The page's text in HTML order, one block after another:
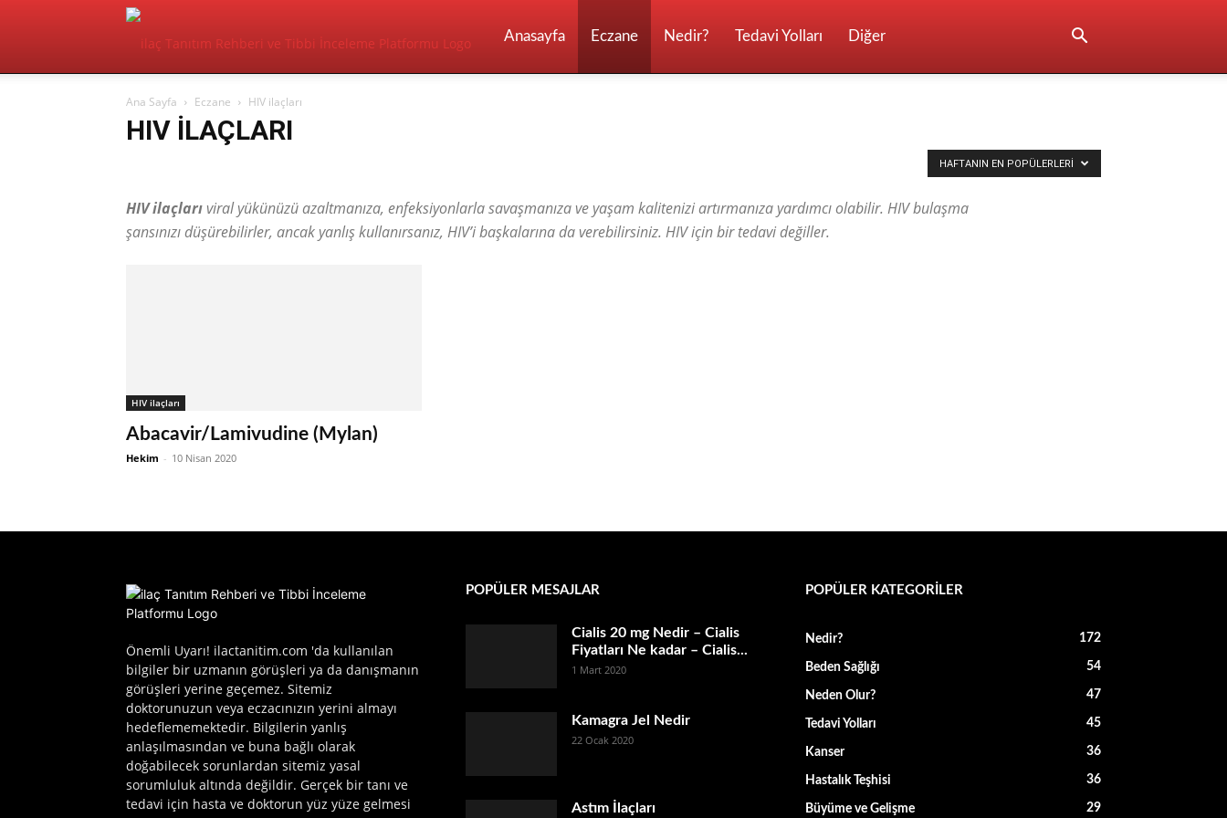
ilaçAnasayfa Eczane Nedir? Tedavi Yolları Diğer
Ana Sayfa Eczane HIV ilaçları
HIV ILAÇLARI
HIV ilaçlarıviral yükünüzü azaltmanıza, enfeksiyonlarla savaşmanıza ve yaşam kalitenizi artırmanıza yardımcı olabilir. HIV bulaşma
şansınızı düşürebilirler, ancak yanlış kullanırsanız, HIV’i başkalarına da verebilirsiniz. HIV için bir tedavi değiller.
HAFTANIN EN POPÜLERLERI
HIV ilaçları
Abacavir/Lamivudine (Mylan)
Hekim - 10 Nisan 2020
Önemli Uyarı! ilactanitim.com 'da kullanılan
bilgiler bir uzmanın görüşleri ya da danışmanın
görüşleri yerine geçemez. Sitemiz
doktorunuzun veya eczacınızın yerini almayı
hedeflememektedir. Bilgilerin yanlış
anlaşılmasından ve buna bağlı olarak
doğabilecek sorunlardan sitemiz yasal
sorumluluk altında değildir. Gerçek bir tanı ve
tedavi için hasta ve doktorun yüz yüze gelmesi
POPÜLER MESAJLAR
Cialis 20 mg Nedir – Cialis
Fiyatları Ne kadar – Cialis...
1 Mart 2020
Kamagra Jel Nedir
22 Ocak 2020
Astım İlaçları
POPÜLER KATEGORİLER
Nedir? 172
Beden Sağlığı 54
Neden Olur? 47
Tedavi Yolları 45
Kanser 36
Hastalık Teşhisi 36
Büyüme ve Gelişme 29